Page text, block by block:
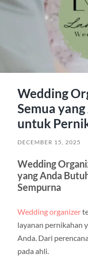
Wedding
Semua
untuk
DECEMBER 15, 2025
Wedding
yang Anda
Sempurna
Wedding organizer
layanan pernikahan
Anda. Dari
pada ahli.